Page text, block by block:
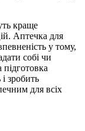
краще
Аптечка для
у тому,
собі чи
зробить
для всіх